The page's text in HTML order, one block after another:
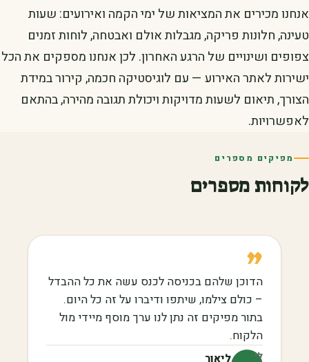
אנחנו מכירים את המציאות של ימי הקמה ואירועים: שעות
טעינה, חלונות פריקה, מגבלות אולם ואבטחה, לוחות זמנים
צפופים ושינויים של הרגע האחרון. לכן אנחנו מספקים את הכל
ישירות לאתר האירוע — עם לוגיסטיקה חכמה, קירור במידת
הצורך, תיאום לשעות מדויקות ויכולת תגובה מהירה, בהתאם
לאפשרויות.
מפיקים מספרים
לקוחות מספרים
”
הדוכן שלהם בכניסה לכנס עשה את כל ההבדל
– כולם צילמו, שיתפו ודיברו על זה כל היום.
בתור מפיקים זה נתן לנו ערך מוסף מיידי מול
הלקוח.
לי ליאור